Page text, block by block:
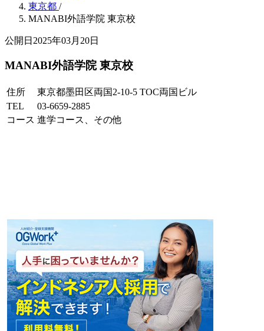
東京都 /
MANABI外語学院 東京校
公開日2025年03月20日
MANABI外語学院 東京校
住所
東京都墨田区両国2-10-5 TOC両国ビル
TEL
03-6659-2885
コース 進学コース、その他